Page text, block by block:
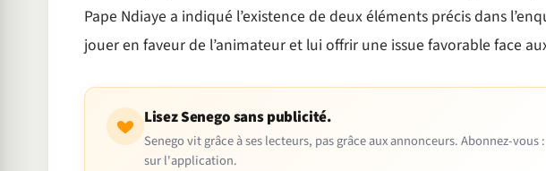
Pape Ndiaye a indiqué l’existence de deux éléments précis dans
jouer en faveur de l’animateur et lui offrir une issue favorable face
Lisez Senego sans publicité.
Senego vit grâce à ses lecteurs, pas grâce aux annonceurs. Abonnez-
sur l'application.